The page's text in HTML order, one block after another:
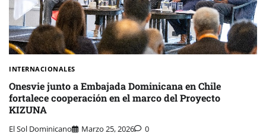
INTERNACIONALES
Onesvie junto a Embajada Dominicana en Chile
fortalece cooperación en el marco del Proyecto
KIZUNA
El Sol Dominicano Marzo 25, 2026 0